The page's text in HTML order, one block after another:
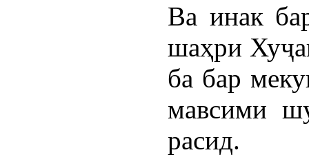
Ва инак
шаҳри
ба бар
мавсими
расид.